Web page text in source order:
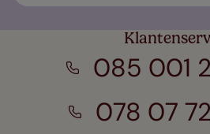
085 001
078 07